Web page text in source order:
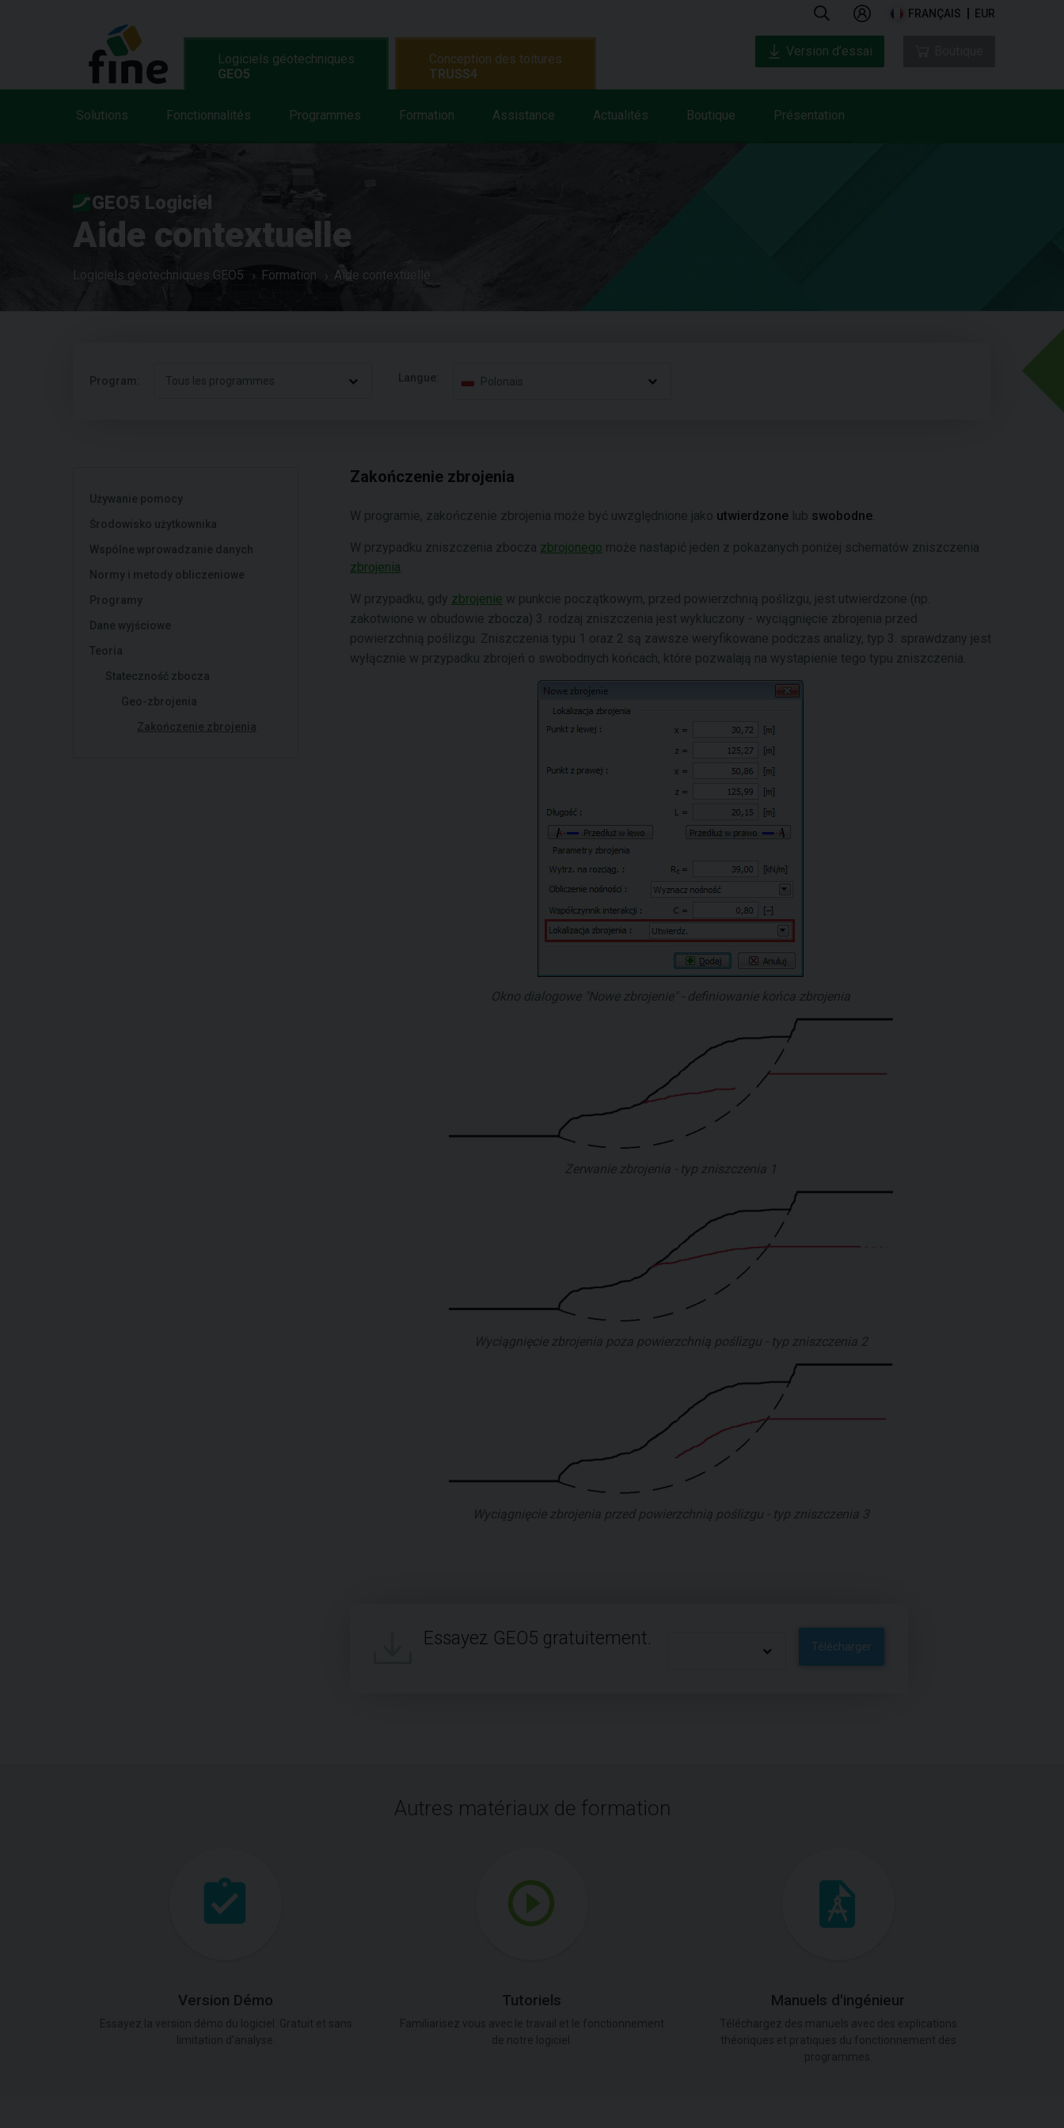
FRANÇAIS EUR
Logiciels géotechniques
GEO5
Solutions Fonctionnalités Programmes Formation Assistance Actualités Boutique Présentation
Conception des toitures
TRUSS4
Version d’essai
GEO5 Logiciel
Aide contextuelle
Logiciels géotechniques GEO5 Formation Aide contextuelle
Program: Tous les programmes Langue: Polonais
Używanie pomocy
Środowisko użytkownika
Wspólne wprowadzanie danych
Normy i metody obliczeniowe
Programy
Dane wyjściowe
Teoria
Stateczność zbocza
Geo-zbrojenia
Zakończenie zbrojenia
Zakończenie zbrojenia
W programie, zakończenie zbrojenia może być uwzględnione jako utwierdzone lub swobodne
W przypadku zniszczenia zbocza zbrojonego może nastapić jeden z pokazanych poniżej schematów zniszczenia
zbrojenia
W przypadku, gdy zbrojenie w punkcie początkowym, przed powierzchnią poślizgu, jest utwierdzone (np.
zakotwione w obudowie zbocza) 3. rodzaj zniszczenia jest wykluczony - wyciągnięcie zbrojenia przed
powierzchnią poślizgu. Zniszczenia typu 1 oraz 2 są zawsze weryfikowane podczas analizy, typ 3. sprawdzany jest
wyłącznie w przypadku zbrojeń o swobodnych końcach, które pozwalają na wystapienie tego typu zniszczenia.
Okno dialogowe "Nowe zbrojenie" - definiowanie końca zbrojenia
Zerwanie zbrojenia - typ zniszczenia 1
Wyciągnięcie zbrojenia poza powierzchnią poślizgu - typ zniszczenia 2
Wyciągnięcie zbrojenia przed powierzchnią poślizgu - typ zniszczenia 3
Essayez GEO5 gratuitement. Télécharger
Autres matériaux de formation
Version Démo Tutoriels Manuels d'ingénieur